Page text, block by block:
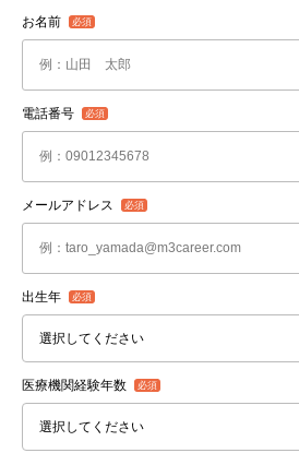
お名前
電話番号
メールアドレス
出生年
医療機関経験年数